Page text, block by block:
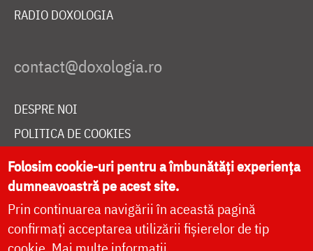
RADIO DOXOLOGIA
DESPRE NOI
POLITICA DE COOKIES
DONEAZĂ ONLINE PENTRU CATEDRALA NAȚIONALĂ
LIVE
Folosim cookie-uri pentru a îmbunătăți experiența
dumneavoastră pe acest site.
Prin continuarea navigării în această pagină
confirmați acceptarea utilizării fișierelor de tip